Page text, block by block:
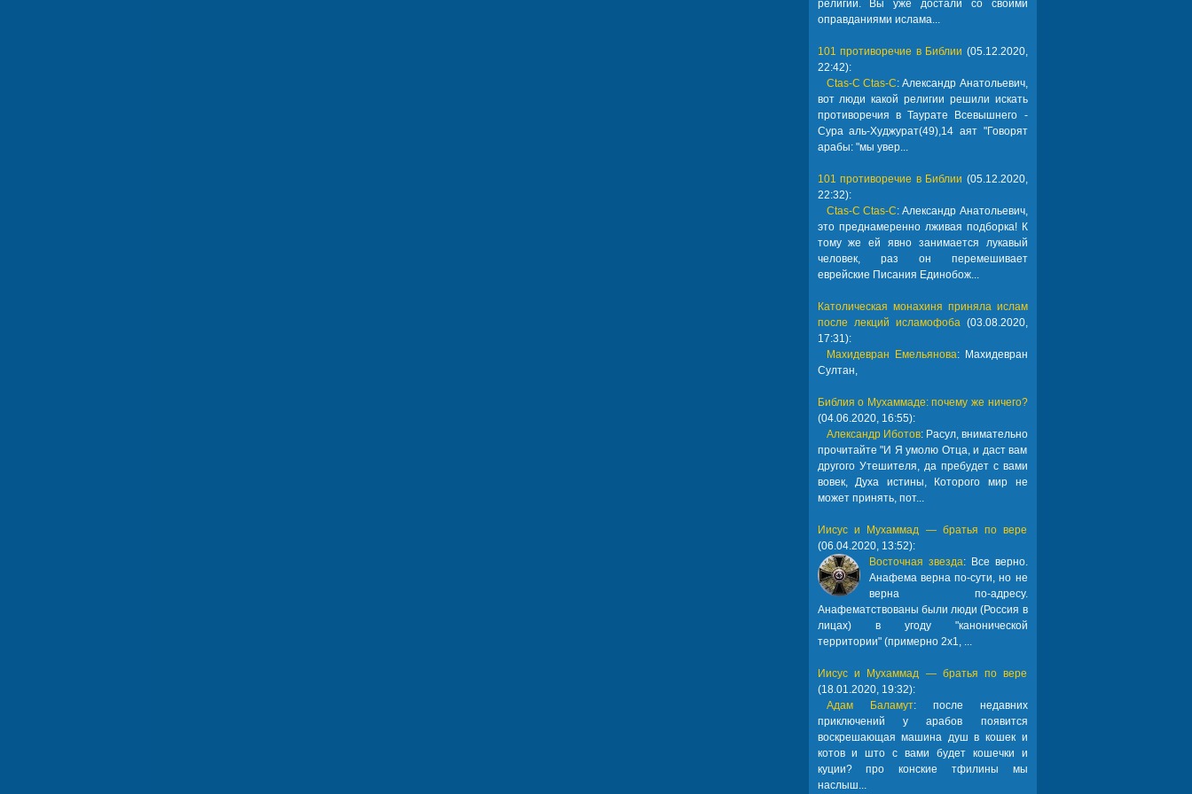
религии. Вы уже достали со своими
оправданиями ислама...
101 противоречие в Библии (05.12.2020,
22:42):
Ctas-C Ctas-C: Александр Анатольевич,
вот люди какой религии решили искать
противоречия в Таурате Всевышнего -
Сура аль-Худжурат(49),14 аят "Говорят
арабы: "мы увер...
101 противоречие в Библии (05.12.2020,
22:32):
Ctas-C Ctas-C: Александр Анатольевич,
это преднамеренно лживая подборка! К
тому же ей явно занимается лукавый
человек, раз он перемешивает
еврейские Писания Единобож...
Католическая монахиня приняла ислам
после лекций исламофоба(03.08.2020,
17:31):
Махидевран Емельянова: Махидевран
Султан,
Библия о Мухаммаде: почему же ничего?
(04.06.2020, 16:55):
Александр Иботов: Расул, внимательно
прочитайте "И Я умолю Отца, и даст вам
другого Утешителя, да пребудет с вами
вовек, Духа истины, Которого мир не
может принять, пот...
Иисус и Мухаммад — братья по вере
(06.04.2020, 13:52):
Восточная звезда: Все верно.
Анафема верна по-сути, но не
верна по-адресу.
Анафематствованы были люди (Россия в
лицах) в угоду "канонической
территории" (примерно 2х1, ...
Иисус и Мухаммад — братья по вере
(18.01.2020, 19:32):
Адам Баламут: после недавних
приключений у арабов появится
воскрешающая машина душ в кошек и
котов и што с вами будет кошечки и
куции? про конские тфилины мы
наслыш...